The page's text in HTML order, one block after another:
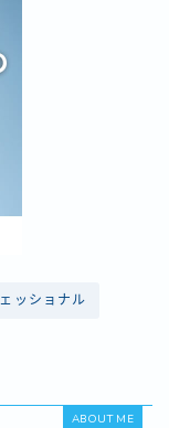
ッショナル
ABOUT ME